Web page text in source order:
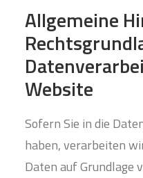
Allgemeine
Website
Sofern Sie in die
haben, verarbeiten
Daten auf Grundlage